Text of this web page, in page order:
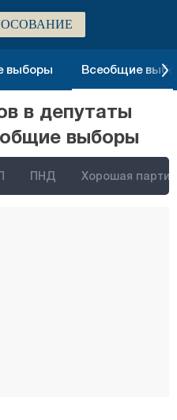
выборы Всеобщие
в депутаты
выборы
ПНД Хорошая партия